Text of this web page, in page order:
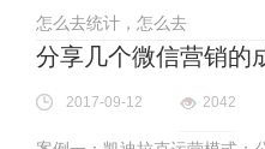
怎么去统计，怎么去
分享几个微信营销的
2017-09-12 2042